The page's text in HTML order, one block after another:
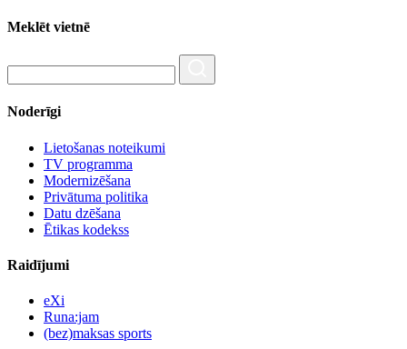
Meklēt vietnē
Noderīgi
Lietošanas noteikumi
TV programma
Modernizēšana
Privātuma politika
Datu dzēšana
Ētikas kodekss
Raidījumi
eXi
Runa:jam
(bez)maksas sports